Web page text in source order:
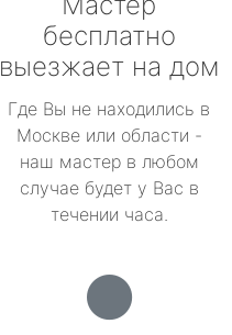
бесплатно
выезжает на дом
Где Вы не находились в
Москве или области -
наш мастер в любом
случае будет у Вас в
течении часа.